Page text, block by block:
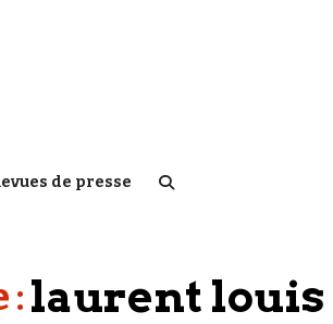
de presse
:laurent louis